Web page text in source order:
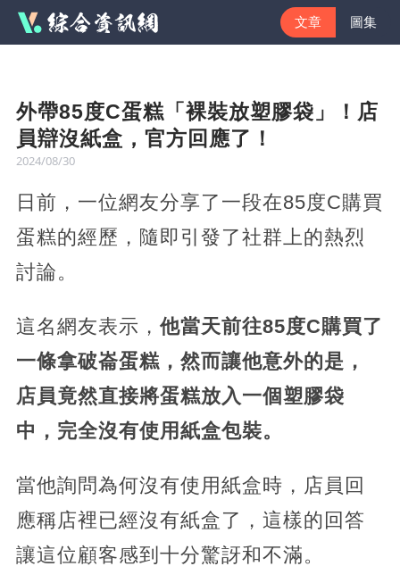
文章 圖集
外帶85度C蛋糕「裸裝放塑膠袋」！店
員辯沒紙盒，官方回應了！
2024/08/30
日前，一位網友分享了一段在85度C購買
蛋糕的經歷，隨即引發了社群上的熱烈
討論。
這名網友表示， 他當天前往85度C購買了
一條拿破崙蛋糕，然而讓他意外的是，
店員竟然直接將蛋糕放入一個塑膠袋
中，完全沒有使用紙盒包裝。
當他詢問為何沒有使用紙盒時，店員回
應稱店裡已經沒有紙盒了， 這樣的回答
讓這位顧客感到十分驚訝和不滿。